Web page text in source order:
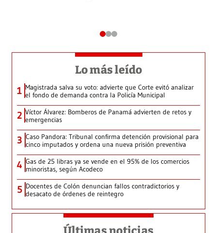
Lo más leído
1 Magistrada salva su voto: advierte que Corte evitó analizar
el fondo de demanda contra la Policía Municipal
2 Víctor Álvarez: Bomberos de Panamá advierten de retos y
emergencias
3 Caso Pandora: Tribunal confirma detención provisional para
cinco imputados y ordena una nueva prisión preventiva
4 Gas de 25 libras ya se vende en el 95% de los comercios
minoristas, según Acodeco
5 Docentes de Colón denuncian fallos contradictorios y
desacato de órdenes de reintegro